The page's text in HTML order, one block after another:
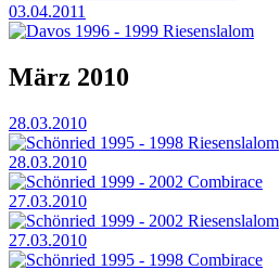
03.04.2011
Davos 1996 - 1999 Riesenslalom
März 2010
28.03.2010
Schönried 1995 - 1998 Riesenslalom
28.03.2010
Schönried 1999 - 2002 Combirace
27.03.2010
Schönried 1999 - 2002 Riesenslalom
27.03.2010
Schönried 1995 - 1998 Combirace